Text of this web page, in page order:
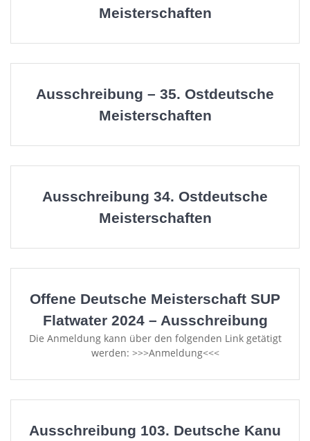
Meisterschaften
Ausschreibung – 35. Ostdeutsche
Meisterschaften
Ausschreibung 34. Ostdeutsche
Meisterschaften
Offene Deutsche Meisterschaft SUP
Flatwater 2024 – Ausschreibung
Die Anmeldung kann über den folgenden Link getätigt
werden: >>>Anmeldung<<<
Ausschreibung 103. Deutsche Kanu